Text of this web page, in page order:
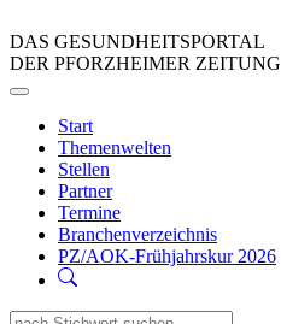
DAS GESUNDHEITSPORTAL
DER PFORZHEIMER ZEITUNG
Start
Themenwelten
Stellen
Partner
Termine
Branchenverzeichnis
PZ/AOK-Frühjahrskur 2026